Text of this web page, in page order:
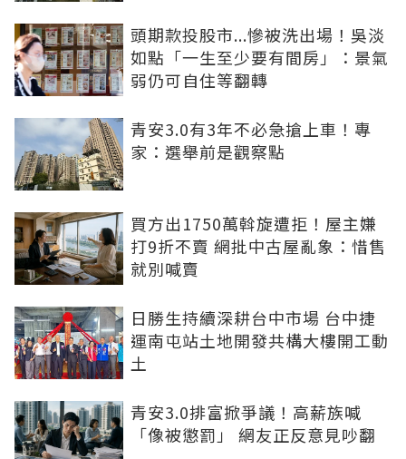
頭期款投股市...慘被洗出場！吳淡
如點「一生至少要有間房」：景氣
弱仍可自住等翻轉
青安3.0有3年不必急搶上車！專
家：選舉前是觀察點
買方出1750萬斡旋遭拒！屋主嫌
打9折不賣 網批中古屋亂象：惜售
就別喊賣
日勝生持續深耕台中市場 台中捷
運南屯站土地開發共構大樓開工動
土
青安3.0排富掀爭議！高薪族喊
「像被懲罰」 網友正反意見吵翻